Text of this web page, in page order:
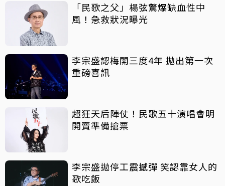
「民歌之父」楊弦驚爆缺血性中
風！急救狀況曝光
李宗盛認梅開三度4年 拋出第一次
重磅喜訊
超狂天后陣仗！民歌五十演唱會明
開賣準備搶票
李宗盛拋停工震撼彈 笑認靠女人的
歌吃飯